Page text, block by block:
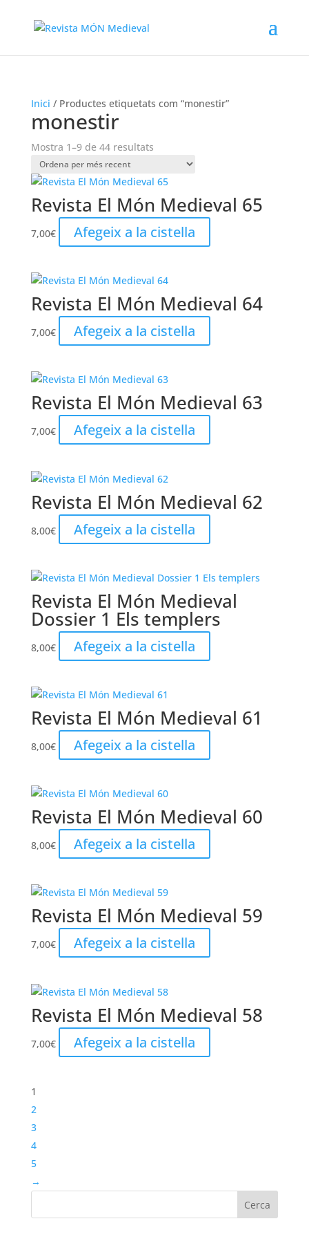
Inici / Productes etiquetats com “monestir”
monestir
Mostra 1–9 de 44 resultatsOrdenat
més
Revista El Món Medieval 65
7,00€ Afegeix a la cistella
Revista El Món Medieval 64
7,00€ Afegeix a la cistella
Revista El Món Medieval 63
7,00€ Afegeix a la cistella
Revista El Món Medieval 62
8,00€ Afegeix a la cistella
Revista El Món Medieval
Dossier 1 Els templers
8,00€ Afegeix a la cistella
Revista El Món Medieval 61
8,00€ Afegeix a la cistella
Revista El Món Medieval 60
8,00€ Afegeix a la cistella
Revista El Món Medieval 59
7,00€ Afegeix a la cistella
Revista El Món Medieval 58
7,00€ Afegeix a la cistella
1
2
3
4
5
→